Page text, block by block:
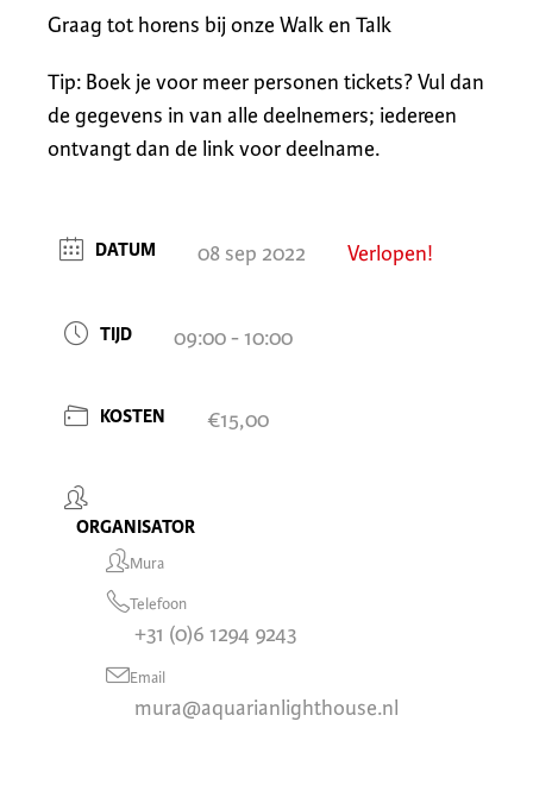
Graag tot horens bij onze Walk en Talk
Tip: Boek je voor meer personen tickets? Vul dan
de gegevens in van alle deelnemers; iedereen
ontvangt dan de link voor deelname.
DATUM 08 sep 2022 Verlopen!
TIJD 09:00 - 10:00
KOSTEN €15,00
ORGANISATOR
Mura
Telefoon
+31 (0)6 1294 9243
Email
mura@aquarianlighthouse.nl